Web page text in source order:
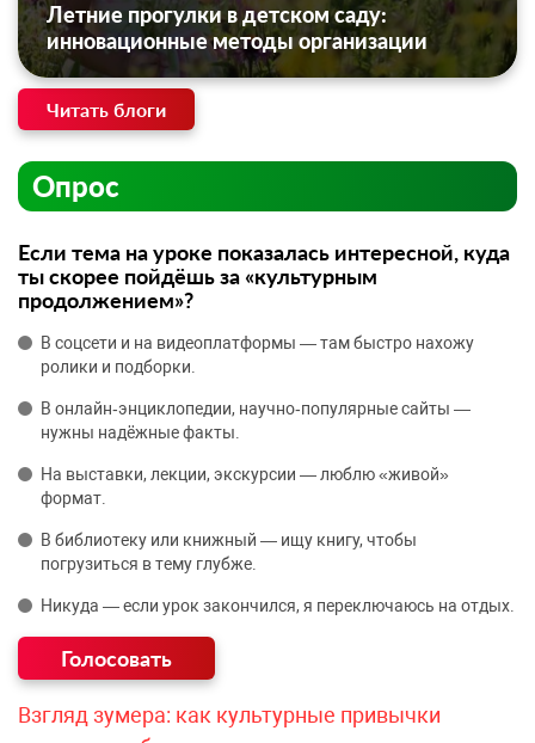
Летние прогулки в детском саду:
инновационные методы организации
Читать блоги
Опрос
Если тема на уроке показалась интересной, куда
ты скорее пойдёшь за «культурным
продолжением»?
В соцсети и на видеоплатформы — там быстро нахожу
ролики и подборки.
В онлайн‑энциклопедии, научно‑популярные сайты —
нужны надёжные факты.
На выставки, лекции, экскурсии — люблю «живой»
формат.
В библиотеку или книжный — ищу книгу, чтобы
погрузиться в тему глубже.
Никуда — если урок закончился, я переключаюсь на отдых.
Взгляд зумера: как культурные привычки